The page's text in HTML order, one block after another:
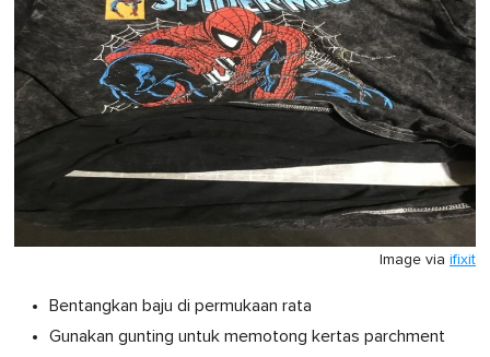
Image via ifixit
Bentangkan baju di permukaan rata
Gunakan gunting untuk memotong kertas parchment